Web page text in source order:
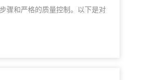
骤和严格的质量控制。以下是对